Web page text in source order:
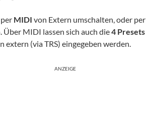
MIDI von Extern umschalten, oder per
Über MIDI lassen sich auch die4 Presets
extern (via TRS) eingegeben werden.
ANZEIGE